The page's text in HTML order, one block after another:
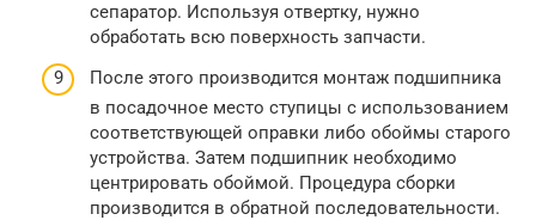
сепаратор. Используя отвертку, нужно
обработать всю поверхность запчасти.
После этого производится монтаж подшипника
в посадочное место ступицы с использованием
соответствующей оправки либо обоймы старого
устройства. Затем подшипник необходимо
центрировать обоймой. Процедура сборки
производится в обратной последовательности.